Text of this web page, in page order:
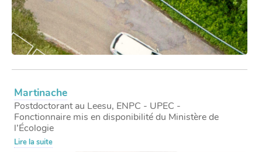
Martinache
Postdoctorant au Leesu, ENPC - UPEC -
Fonctionnaire mis en disponibilité du Ministère de
l’Écologie
Lire la suite